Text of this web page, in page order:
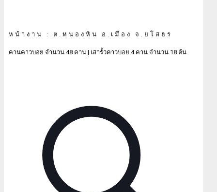
หน้างาน : ต.หนองหิน อ.เมือง จ.ยโสธร
คานคาวบอย จำนวน 48 คาน | เสารั้วคาวบอย 4 คาน จำนวน 18 ต้น